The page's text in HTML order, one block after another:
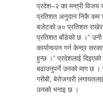
प्रदेश–२ का मन्त्री विजय
प्रतिशत अनुदान निकै
बजेटको ७० प्रतिशत
प्रतिशत बाँडेको छ ।”
कार्यान्वयन गर्न केन्द्र
हुन्छ ।” प्रदेशलाई
बढाउनुपर्ने उनको माग छ
गरीबी, बेरोजगारी
उनको भनाइ छ ।